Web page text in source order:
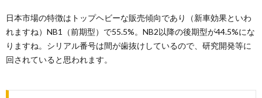
日本市場の特徴はトップヘビーな販売傾向であり（新車効果といわ
れますね）NB1（前期型）で55.5%。NB2以降の後期型が44.5%にな
りますね。シリアル番号は間が歯抜けしているので、研究開発等に
回されていると思われます。